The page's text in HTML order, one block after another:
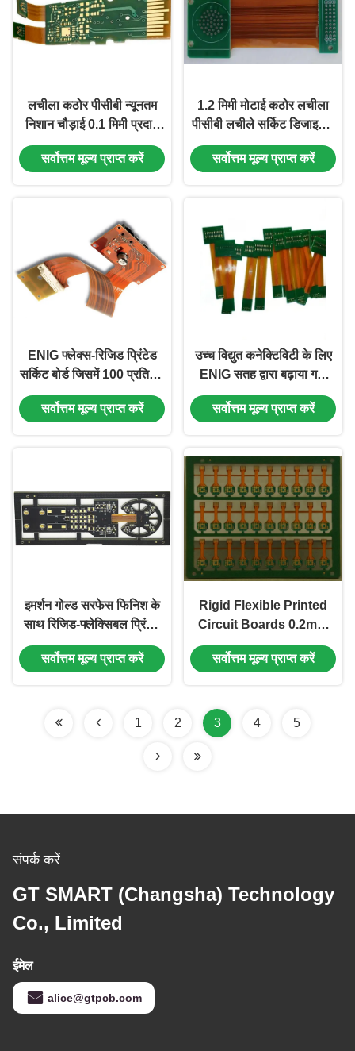
लचीला कठोर पीसीबी न्यूनतम
निशान चौड़ाई 0.1 मिमी प्रदान
करता है कॉम्पैक्ट और
इलेक्ट्रॉनिक्स के लिए इंजीनियर
सर्वोत्तम मूल्य प्राप्त करें
1.2 मिमी मोटाई कठोर लचीला
पीसीबी लचीले सर्किट डिजाइन में
प्रदर्शन प्रदान करने वाली
एलएफ एचएएल सतह के साथ
सर्वोत्तम मूल्य प्राप्त करें
ENIG फ्लेक्स-रिजिड प्रिंटेड
सर्किट बोर्ड जिसमें 100 प्रतिशत
परीक्षण बेहतर विश्वसनीयता और
लंबे समय तक चलने वाले
सर्वोत्तम मूल्य प्राप्त करें
उच्च विद्युत कनेक्टिविटी के लिए
ENIG सतह द्वारा बढ़ाया गया
कठोर लचीला पीसीबी 1.2 एमएम
मोटाई
सर्वोत्तम मूल्य प्राप्त करें
इमर्शन गोल्ड सरफेस फिनिश के
साथ रिजिड-फ्लेक्सिबल प्रिंटेड
सर्किट बोर्ड
सर्वोत्तम मूल्य प्राप्त करें
Rigid Flexible Printed
Circuit Boards 0.2mm
for Versatile Polymide
Applications
सर्वोत्तम मूल्य प्राप्त करें
1 2 3 4 5
संपर्क करें
GT SMART (Changsha) Technology
Co., Limited
ईमेल
alice@gtpcb.com